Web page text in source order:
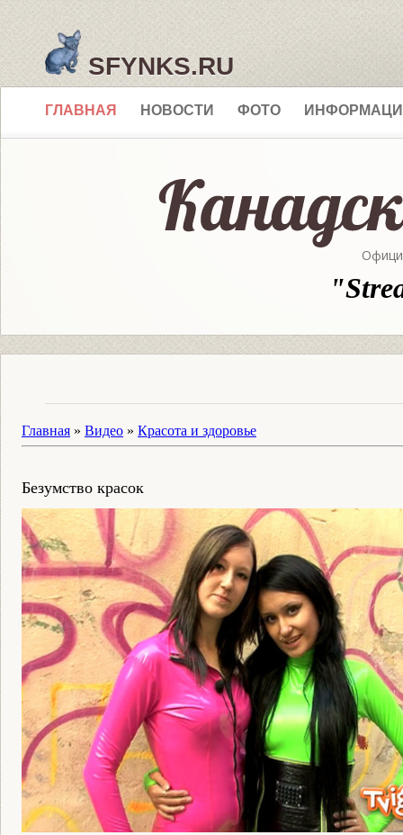
SFYNKS.RU
ГЛАВНАЯ НОВОСТИ ФОТО
Главная » Видео » Красота и здоровье
Безумство красок